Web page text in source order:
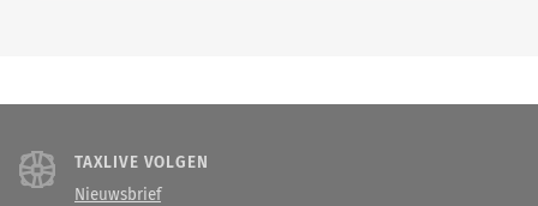
TAXLIVE VOLGEN
Nieuwsbrief